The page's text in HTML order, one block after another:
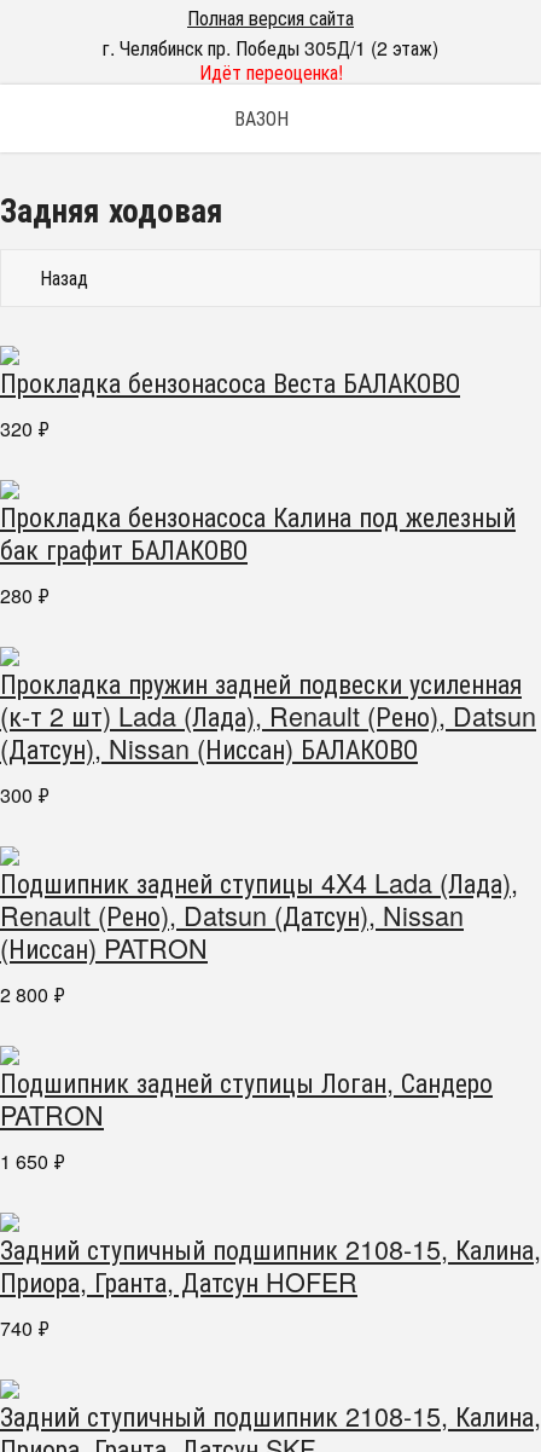
Полная версия сайта
г. Челябинск пр. Победы 305Д/1 (2 этаж)
Идёт переоценка!
ВАЗОН
Задняя ходовая
Назад
Прокладка бензонасоса Веста БАЛАКОВО
320 ₽
Прокладка бензонасоса Калина под железный
бак графит БАЛАКОВО
280 ₽
Прокладка пружин задней подвески усиленная
(к-т 2 шт) Lada (Лада), Renault (Рено), Datsun
(Датсун), Nissan (Ниссан) БАЛАКОВО
300 ₽
Подшипник задней ступицы 4X4 Lada (Лада),
Renault (Рено), Datsun (Датсун), Nissan
(Ниссан) PATRON
2 800 ₽
Подшипник задней ступицы Логан, Сандеро
PATRON
1 650 ₽
Задний ступичный подшипник 2108-15, Калина,
Приора, Гранта, Датсун HOFER
740 ₽
Задний ступичный подшипник 2108-15, Калина,